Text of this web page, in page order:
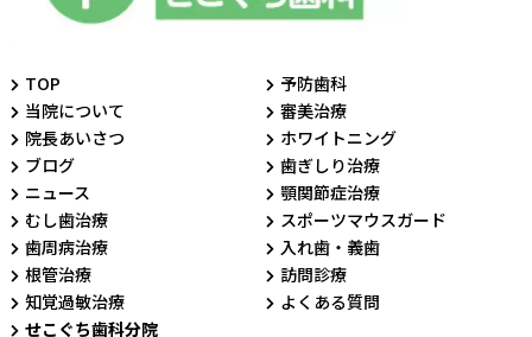
TOP
予防歯科
当院について
審美治療
院長あいさつ
ホワイトニング
ブログ
歯ぎしり治療
ニュース
顎関節症治療
むし歯治療
スポーツマウスガード
歯周病治療
入れ歯・義歯
根管治療
訪問診療
知覚過敏治療
よくある質問
せこぐち歯科分院